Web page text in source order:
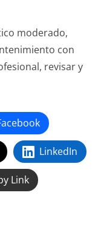
moderado,
con
revisar y
LinkedIn
Link